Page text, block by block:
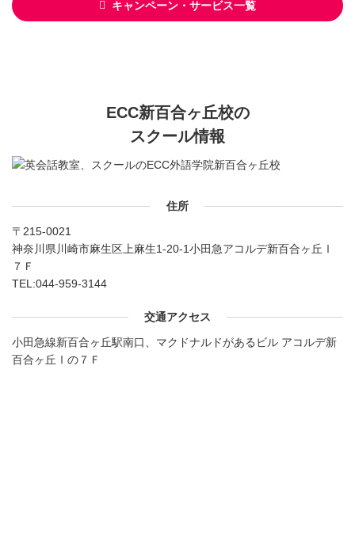
キャンペーン・サービス一覧
ECC新百合ヶ丘校の
スクール情報
住所
〒215-0021
神奈川県川崎市麻生区上麻生1-20-1小田急アコルデ新百合ヶ丘Ⅰ
７Ｆ
TEL:044-959-3144
交通アクセス
小田急線新百合ヶ丘駅南口、マクドナルドがあるビル アコルデ新
百合ヶ丘Ⅰの７Ｆ